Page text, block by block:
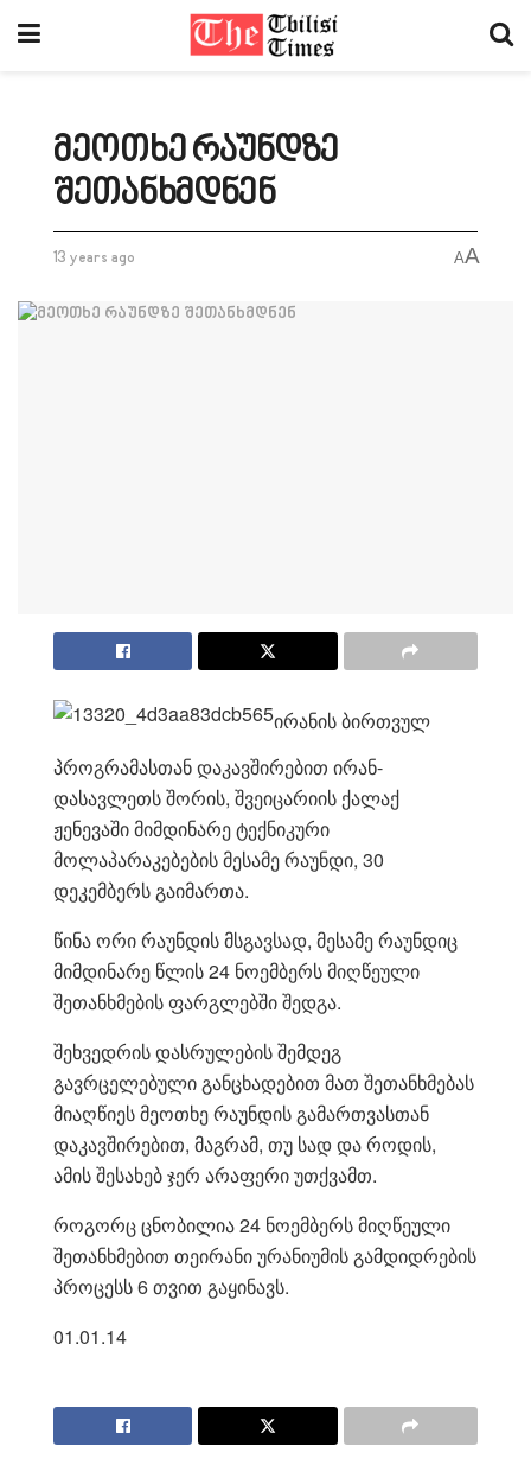
მეოთხე რაუნდზე
შეთანხმდნენ
13 years ago AA
ირანის ბირთვულ
პროგრამასთან დაკავშირებით ირან-
დასავლეთს შორის, შვეიცარიის ქალაქ
ჟენევაში მიმდინარე ტექნიკური
მოლაპარაკებების მესამე რაუნდი, 30
დეკემბერს გაიმართა.
წინა ორი რაუნდის მსგავსად, მესამე რაუნდიც
მიმდინარე წლის 24 ნოემბერს მიღწეული
შეთანხმების ფარგლებში შედგა.
შეხვედრის დასრულების შემდეგ
გავრცელებული განცხადებით მათ შეთანხმებას
მიაღწიეს მეოთხე რაუნდის გამართვასთან
დაკავშირებით, მაგრამ, თუ სად და როდის,
ამის შესახებ ჯერ არაფერი უთქვამთ.
როგორც ცნობილია 24 ნოემბერს მიღწეული
შეთანხმებით თეირანი ურანიუმის გამდიდრების
პროცესს 6 თვით გაყინავს.
01.01.14